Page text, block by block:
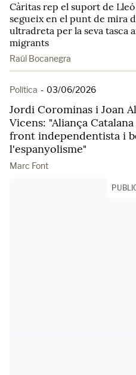
Càritas rep el suport de
segueix en el punt de mira
ultradreta per la seva tasca
migrants
Raúl Bocanegra
Política - 03/06/2026
Jordi Corominas i Joan
Vicens: "Aliança
front independentista i
l'espanyolisme"
Marc Font